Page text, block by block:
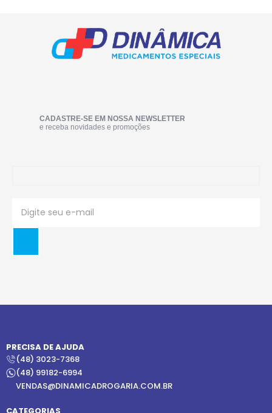
CADASTRE-SE EM NOSSA NEWSLETTER
e receba novidades e promoções
PRECISA DE AJUDA
(48) 3023-7368
(48) 99182-6994
VENDAS@DINAMICADROGARIA.COM.BR
CATEGORIAS